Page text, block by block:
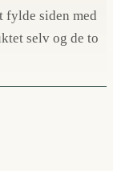
siden med
selv og de to